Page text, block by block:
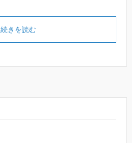
続きを読む